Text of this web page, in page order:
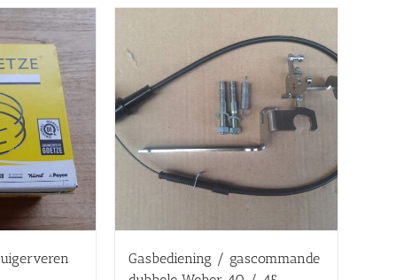
Gasbediening / gascommande